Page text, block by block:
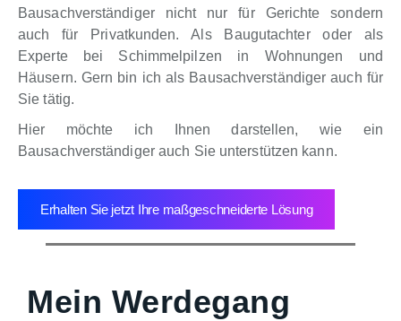
Bausachverständiger nicht nur für Gerichte sondern
auch für Privatkunden. Als Baugutachter oder als
Experte bei Schimmelpilzen in Wohnungen und
Häusern. Gern bin ich als Bausachverständiger auch für
Sie tätig.
Hier möchte ich Ihnen darstellen, wie ein
Bausachverständiger auch Sie unterstützen kann.
Erhalten Sie jetzt Ihre maßgeschneiderte Lösung
Mein Werdegang